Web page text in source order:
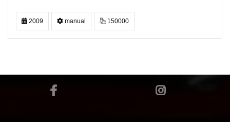
2009 manual 150000